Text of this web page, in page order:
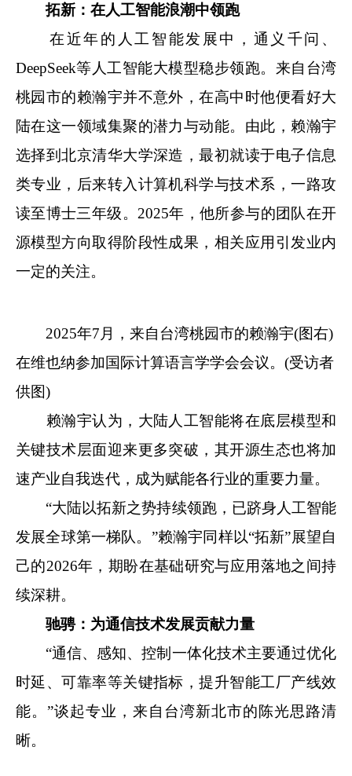
拓新：在人工智能浪潮中领跑
在近年的人工智能发展中，通义千问、
DeepSeek等人工智能大模型稳步领跑。来自台湾
桃园市的赖瀚宇并不意外，在高中时他便看好大
陆在这一领域集聚的潜力与动能。由此，赖瀚宇
选择到北京清华大学深造，最初就读于电子信息
类专业，后来转入计算机科学与技术系，一路攻
读至博士三年级。2025年，他所参与的团队在开
源模型方向取得阶段性成果，相关应用引发业内
一定的关注。
2025年7月，来自台湾桃园市的赖瀚宇(图右)
在维也纳参加国际计算语言学学会会议。(受访者
供图)
赖瀚宇认为，大陆人工智能将在底层模型和
关键技术层面迎来更多突破，其开源生态也将加
速产业自我迭代，成为赋能各行业的重要力量。
“大陆以拓新之势持续领跑，已跻身人工智能
发展全球第一梯队。”赖瀚宇同样以“拓新”展望自
己的2026年，期盼在基础研究与应用落地之间持
续深耕。
驰骋：为通信技术发展贡献力量
“通信、感知、控制一体化技术主要通过优化
时延、可靠率等关键指标，提升智能工厂产线效
能。”谈起专业，来自台湾新北市的陈光思路清
晰。